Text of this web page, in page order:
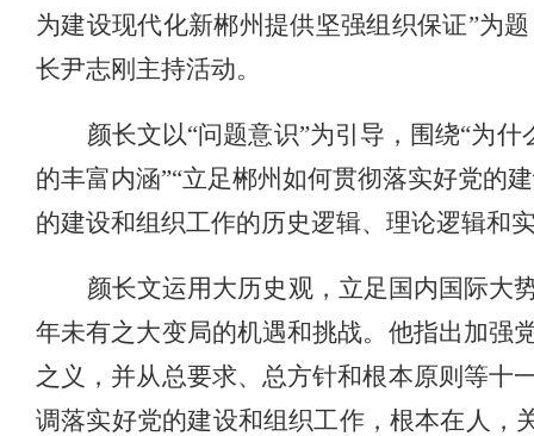
为建设现代化新郴州提供坚强组织保证”为
长尹志刚主持活动。
颜长文以“问题意识”为引导，围绕“为
的丰富内涵”“立足郴州如何贯彻落实好党的
的建设和组织工作的历史逻辑、理论逻辑和
颜长文运用大历史观，立足国内国际大
年未有之大变局的机遇和挑战。他指出加强
之义，并从总要求、总方针和根本原则等十
调落实好党的建设和组织工作，根本在人，